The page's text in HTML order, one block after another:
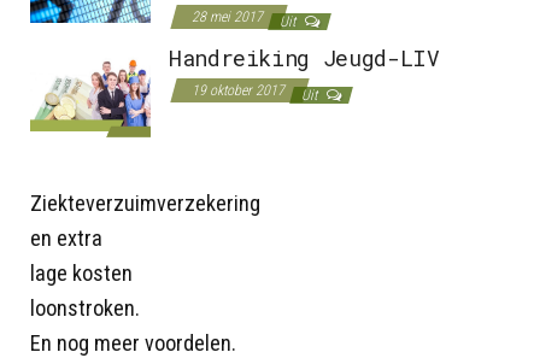
28 mei 2017 Uit
Handreiking Jeugd-LIV
19 oktober 2017 Uit
Ziekteverzuimverzekering
en extra
lage kosten
loonstroken.
En nog meer voordelen.